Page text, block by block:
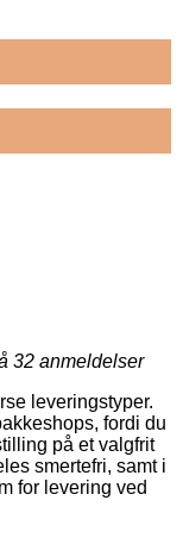
32 anmeldelser
leveringstyper.
fordi du
på et valgfrit
smertefri, samt i
for levering ved